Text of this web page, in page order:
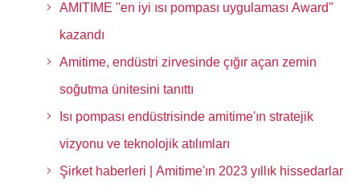
AMITIME ''en iyi ısı pompası uygulaması Award''
kazandı
Amitime, endüstri zirvesinde çığır açan zemin
soğutma ünitesini tanıttı
Isı pompası endüstrisinde amitime'ın stratejik
vizyonu ve teknolojik atılımları
Şirket haberleri | Amitime'ın 2023 yıllık hissedarlar